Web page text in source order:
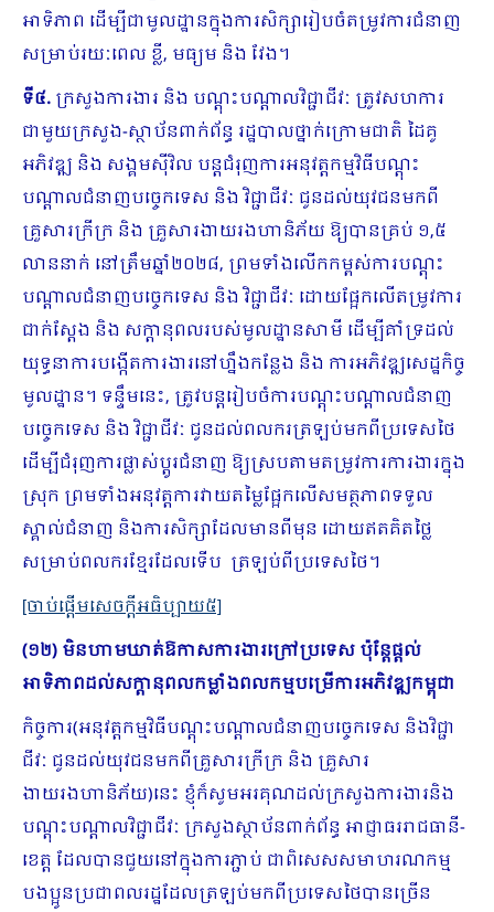
អាទិភាព ដើម្បីជាមូលដ្ឋានក្នុងការសិក្សារៀបចំតម្រូវការជំនាញ
សម្រាប់រយៈពេល ខ្លី, មធ្យម និង វែង។
ទី៤.ក្រសួងការងារ និង បណ្តុះបណ្តាលវិជ្ជាជីវៈ ត្រូវសហការ
ជាមួយក្រសួង-ស្ថាប័នពាក់ព័ន្ធ រដ្ឋបាលថ្នាក់ក្រោមជាតិ ដៃគូ
អភិវឌ្ឍ និង សង្គមស៊ីវិល បន្តជំរុញការអនុវត្តកម្មវិធីបណ្តុះ
បណ្តាលជំនាញបច្ចេកទេស និង វិជ្ជាជីវៈ ជូនដល់យុវជនមកពី​
គ្រួសារក្រីក្រ និង គ្រួសារងាយរងហានិភ័យ ឱ្យបានគ្រប់ ១,៥
លាននាក់ នៅត្រឹមឆ្នាំ២០២៨, ព្រមទាំងលើកកម្ពស់ការបណ្តុះ
បណ្តាលជំនាញបច្ចេកទេស និង វិជ្ជាជីវៈ ដោយផ្អែកលើតម្រូវការ
ជាក់ស្តែង និង សក្តានុពលរបស់មូលដ្ឋានសាមី ដើម្បីគាំទ្រដល់
យុទ្ធនាការបង្កើតការងារនៅហ្នឹងកន្លែង និង ការអភិវឌ្ឍសេដ្ឋកិច្ច
មូលដ្ឋាន។ ទន្ទឹមនេះ, ត្រូវបន្តរៀបចំការបណ្តុះបណ្តាលជំនាញ
បច្ចេកទេស និង វិជ្ជាជីវៈ ជូនដល់ពលករត្រឡប់មកពីប្រទេសថៃ
ដើម្បីជំរុញការផ្លាស់ប្តូរជំនាញ ឱ្យស្របតាមតម្រូវការការងារក្នុង
ស្រុក ព្រមទាំងអនុវត្តការវាយតម្លៃផ្អែកលើសមត្ថភាពទទួល
ស្គាល់ជំនាញ និងការសិក្សាដែលមានពីមុន ដោយឥតគិតថ្លៃ
សម្រាប់ពលករខ្មែរដែលទើប ត្រឡប់ពីប្រទេសថៃ។
[ចាប់ផ្ដើមសេចក្ដីអធិប្បាយ៥]
(១២) មិនហាមឃាត់ឱកាសការងារក្រៅប្រទេស ប៉ុន្តែផ្តល់
អាទិភាពដល់សក្តានុពលកម្លាំងពលកម្មបម្រើការអភិវឌ្ឍកម្ពុជា
កិច្ចការ(អនុវត្តកម្មវិធីបណ្តុះបណ្តាលជំនាញបច្ចេកទេស និងវិជ្ជា
ជីវៈ ជូនដល់យុវជនមកពី​គ្រួសារក្រីក្រ និង គ្រួសារ
ងាយរងហានិភ័យ)នេះ ខ្ញុំក៏សូមអរគុណដល់ក្រសួងការងារនិង
បណ្តុះបណ្តាលវិជ្ជាជីវៈ ក្រសួងស្ថាប័នពាក់ព័ន្ធ អាជ្ញាធររាជធានី-
ខេត្ត ដែលបានជួយនៅក្នុងការភ្ជាប់ ជាពិសេសសមាហរណកម្ម
បងប្អូនប្រជាពលរដ្ឋដែលត្រឡប់មកពីប្រទេសថៃបានច្រើន